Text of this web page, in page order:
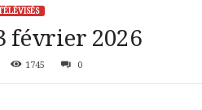
février 2026
1745 0